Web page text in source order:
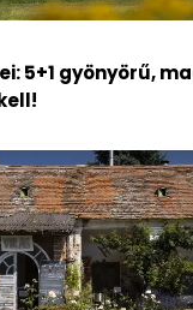
5+1 gyönyörű,